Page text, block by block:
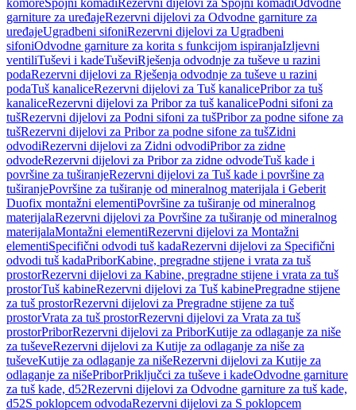
komoreSpojni komadiRezervni dijelovi za Spojni komadiOdvodne
garniture za uređajeRezervni dijelovi za Odvodne garniture za
uređajeUgradbeni sifoniRezervni dijelovi za Ugradbeni
sifoniOdvodne garniture za korita s funkcijom ispiranjaIzljevni
ventiliTuševi i kadeTuševiRješenja odvodnje za tuševe u razini
podaRezervni dijelovi za Rješenja odvodnje za tuševe u razini
podaTuš kanaliceRezervni dijelovi za Tuš kanalicePribor za tuš
kanaliceRezervni dijelovi za Pribor za tuš kanalicePodni sifoni za
tušRezervni dijelovi za Podni sifoni za tušPribor za podne sifone za
tušRezervni dijelovi za Pribor za podne sifone za tušZidni
odvodiRezervni dijelovi za Zidni odvodiPribor za zidne
odvodeRezervni dijelovi za Pribor za zidne odvodeTuš kade i
površine za tuširanjeRezervni dijelovi za Tuš kade i površine za
tuširanjePovršine za tuširanje od mineralnog materijala i Geberit
Duofix montažni elementiPovršine za tuširanje od mineralnog
materijalaRezervni dijelovi za Površine za tuširanje od mineralnog
materijalaMontažni elementiRezervni dijelovi za Montažni
elementiSpecifični odvodi tuš kadaRezervni dijelovi za Specifični
odvodi tuš kadaPriborKabine, pregradne stijene i vrata za tuš
prostorRezervni dijelovi za Kabine, pregradne stijene i vrata za tuš
prostorTuš kabineRezervni dijelovi za Tuš kabinePregradne stijene
za tuš prostorRezervni dijelovi za Pregradne stijene za tuš
prostorVrata za tuš prostorRezervni dijelovi za Vrata za tuš
prostorPriborRezervni dijelovi za PriborKutije za odlaganje za niše
za tuševeRezervni dijelovi za Kutije za odlaganje za niše za
tuševeKutije za odlaganje za nišeRezervni dijelovi za Kutije za
odlaganje za nišePriborPriključci za tuševe i kadeOdvodne garniture
za tuš kade, d52Rezervni dijelovi za Odvodne garniture za tuš kade,
d52S poklopcem odvodaRezervni dijelovi za S poklopcem